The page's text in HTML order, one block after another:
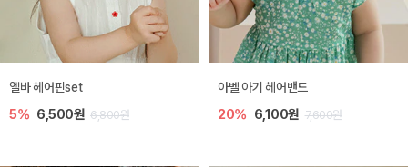
엘바 헤어핀set
5% 6,500원 6,800원
아벨 아기 헤어밴드
20% 6,100원 7,600원